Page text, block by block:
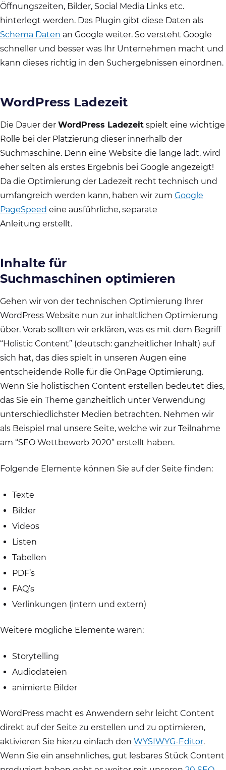
Öffnungszeiten, Bilder, Social Media Links etc.
hinterlegt werden. Das Plugin gibt diese Daten als
Schema Daten an Google weiter. So versteht Google
schneller und besser was Ihr Unternehmen macht und
kann dieses richtig in den Suchergebnissen einordnen.
WordPress Ladezeit
Die Dauer der WordPress Ladezeit spielt eine wichtige
Rolle bei der Platzierung dieser innerhalb der
Suchmaschine. Denn eine Website die lange lädt, wird
eher selten als erstes Ergebnis bei Google angezeigt!
Da die Optimierung der Ladezeit recht technisch und
umfangreich werden kann, haben wir zum Google
PageSpeed eine ausführliche, separate
Anleitung erstellt.
Inhalte für
Suchmaschinen optimieren
Gehen wir von der technischen Optimierung Ihrer
WordPress Website nun zur inhaltlichen Optimierung
über. Vorab sollten wir erklären, was es mit dem Begriff
“Holistic Content” (deutsch: ganzheitlicher Inhalt) auf
sich hat, das dies spielt in unseren Augen eine
entscheidende Rolle für die OnPage Optimierung.
Wenn Sie holistischen Content erstellen bedeutet dies,
das Sie ein Theme ganzheitlich unter Verwendung
unterschiedlichster Medien betrachten. Nehmen wir
als Beispiel mal unsere Seite, welche wir zur Teilnahme
am “SEO Wettbewerb 2020” erstellt haben.
Folgende Elemente können Sie auf der Seite finden:
Texte
Bilder
Videos
Listen
Tabellen
PDF’s
FAQ’s
Verlinkungen (intern und extern)
Weitere mögliche Elemente wären:
Storytelling
Audiodateien
animierte Bilder
WordPress macht es Anwendern sehr leicht Content
direkt auf der Seite zu erstellen und zu optimieren,
aktivieren Sie hierzu einfach den WYSIWYG-Editor.
Wenn Sie ein ansehnliches, gut lesbares Stück Content